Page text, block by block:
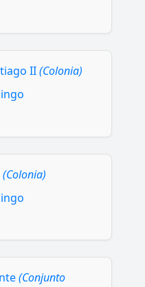
II(Colonia)
(Colonia)
(Conjunto